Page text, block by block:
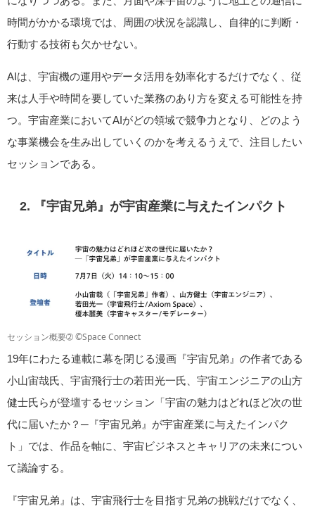
時間がかかる環境では、周囲の状況を認識し、自律的に判断・
行動する技術も欠かせない。
AIは、宇宙機の運用やデータ活用を効率化するだけでなく、従
来は人手や時間を要していた業務のあり方を変える可能性を持
つ。宇宙産業においてAIがどの領域で競争力となり、どのよう
な事業機会を生み出していくのかを考えるうえで、注目したい
セッションである。
2. 『宇宙兄弟』が宇宙産業に与えたインパクト
セッション概要➁ ©Space Connect
19年にわたる連載に幕を閉じる漫画『宇宙兄弟』の作者である
小山宙哉氏、宇宙飛行士の若田光一氏、宇宙エンジニアの山方
健士氏らが登壇するセッション「宇宙の魅力はどれほど次の世
代に届いたか？─『宇宙兄弟』が宇宙産業に与えたインパク
ト」では、作品を軸に、宇宙ビジネスとキャリアの未来につい
て議論する。
『宇宙兄弟』は、宇宙飛行士を目指す兄弟の挑戦だけでなく、